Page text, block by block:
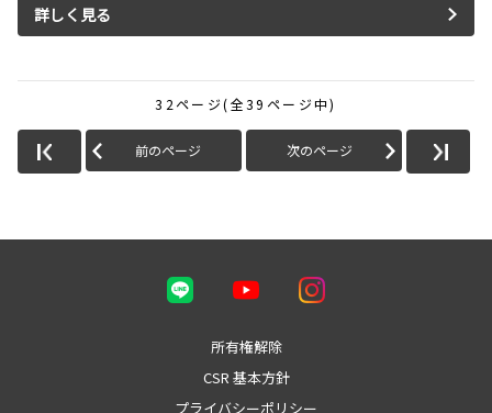
詳しく見る
32ページ(全39ページ中)
前のページ 次のページ
所有権解除
CSR 基本方針
プライバシーポリシー